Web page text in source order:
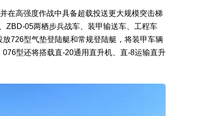
在高强度作战中具备超载投送更大规模突击梯
ZBD-05两栖步兵战车、装甲输送车、工程车
726型气垫登陆艇和常规登陆艇，将装甲车辆
型还将搭载直-20通用直升机、直-8运输直升